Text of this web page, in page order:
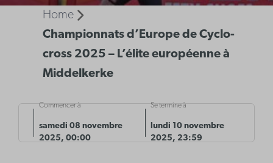
Home
Championnats d’Europe de Cyclo-
cross 2025 – L’élite européenne à
Middelkerke
Commencer à
samedi 08 novembre
2025, 00:00
Se termine à
lundi 10 novembre
2025, 23:59